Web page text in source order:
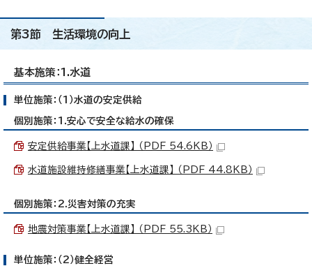
第3節 生活環境の向上
基本施策：1.水道
単位施策：（1）水道の安定供給
個別施策：1.安心で安全な給水の確保
安定供給事業【上水道課】 （PDF 54.6KB）
水道施設維持修繕事業【上水道課】 （PDF 44.8KB）
個別施策：2.災害対策の充実
地震対策事業【上水道課】 （PDF 55.3KB）
単位施策：（2）健全経営